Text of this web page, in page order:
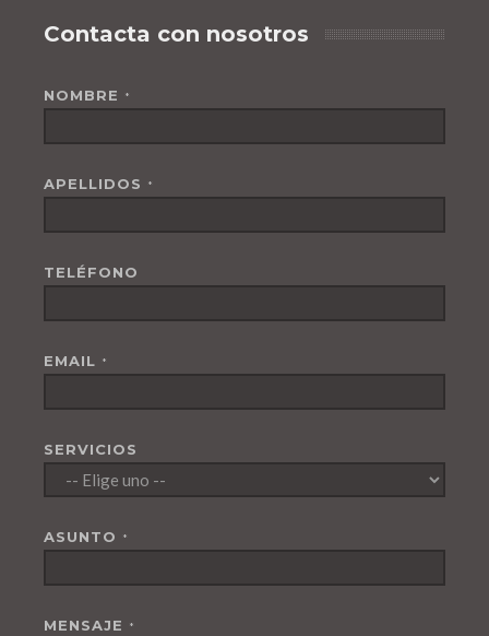
Contacta con nosotros
NOMBRE *
APELLIDOS *
TELÉFONO
EMAIL *
SERVICIOS
ASUNTO *
MENSAJE *